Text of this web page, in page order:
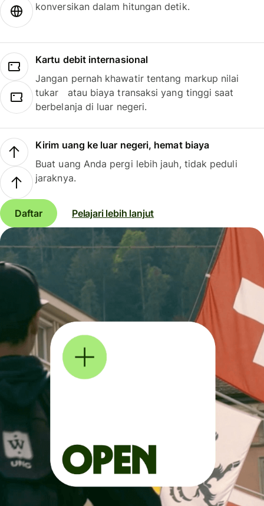
konversikan dalam hitungan detik.
Kartu debit internasional
Jangan pernah khawatir tentang markup nilai
tukar atau biaya transaksi yang tinggi saat
berbelanja di luar negeri.
Kirim uang ke luar negeri, hemat biaya
Buat uang Anda pergi lebih jauh, tidak peduli
jaraknya.
Daftar Pelajari lebih lanjut